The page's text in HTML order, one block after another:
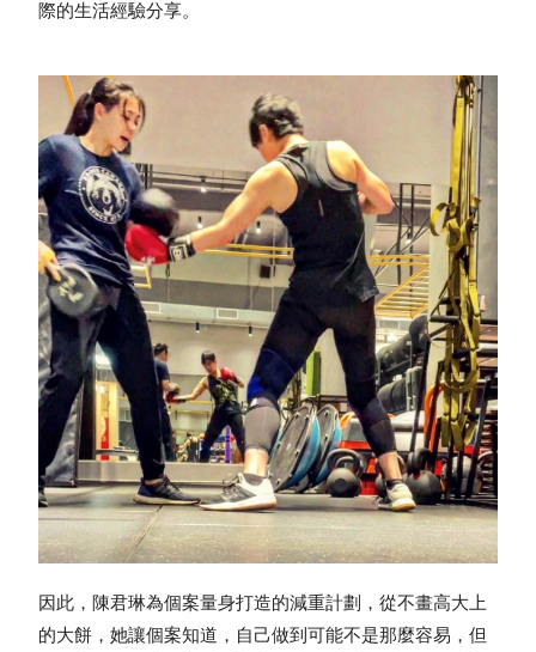
際的生活經驗分享。
因此，陳君琳為個案量身打造的減重計劃，從不畫高大上
的大餅，她讓個案知道，自己做到可能不是那麼容易，但